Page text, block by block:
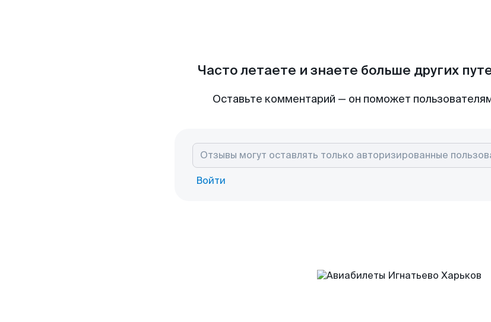
Часто летаете и знаете больше других
Оставьте комментарий — он поможет
Войти